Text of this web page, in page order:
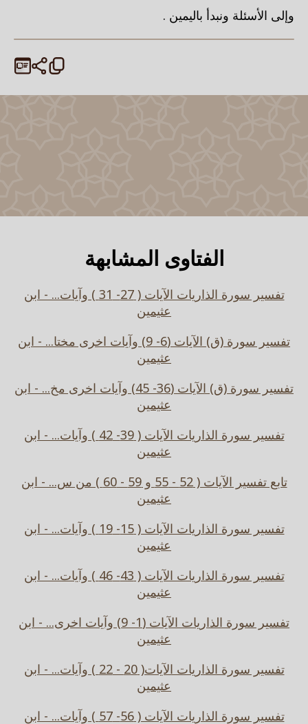
وإلى الأسئلة ونبدأ باليمين .
الفتاوى المشابهة
تفسير سورة الذاريات الآيات ( 27- 31 ) وآيات... - ابن
عثيمين
تفسير سورة (ق) الآيات (6- 9) وآيات اخرى مختا... - ابن
عثيمين
تفسير سورة (ق) الآيات (36- 45) وآيات اخرى مخ... - ابن
عثيمين
تفسير سورة الذاريات الآيات ( 39- 42 ) وآيات... - ابن
عثيمين
تابع تفسير الآيات ( 52 - 55 و 59 - 60 ) من س... - ابن
عثيمين
تفسير سورة الذاريات الآيات ( 15- 19 ) وآيات... - ابن
عثيمين
تفسير سورة الذاريات الآيات ( 43- 46 ) وآيات... - ابن
عثيمين
تفسير سورة الذاريات الآيات (1- 9) وآيات اخرى... - ابن
عثيمين
تفسير سورة الذاريات الآيات( 20 - 22 ) وآيات... - ابن
عثيمين
تفسير سورة الذاريات الآيات ( 56- 57 ) وآيات... - ابن